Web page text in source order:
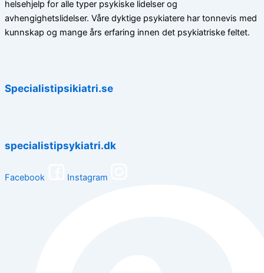
helsehjelp for alle typer psykiske lidelser og
avhengighetslidelser. Våre dyktige psykiatere har tonnevis med
kunnskap og mange års erfaring innen det psykiatriske feltet.
Specialistipsikiatri.se
specialistipsykiatri.dk
Facebook Instagram